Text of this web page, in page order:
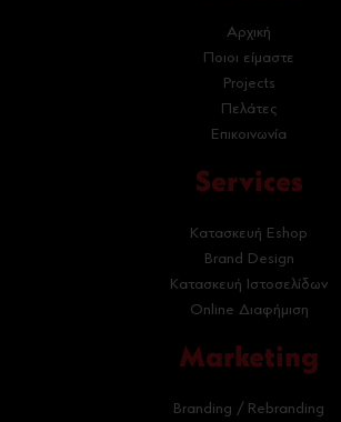
Αρχική
Ποιοι είμαστε
Projects
Πελάτες
Επικοινωνία
Services
Κατασκευή Eshop
Brand Design
Κατασκευή Ιστοσελίδων
Online Διαφήμιση
Marketing
Branding / Rebranding